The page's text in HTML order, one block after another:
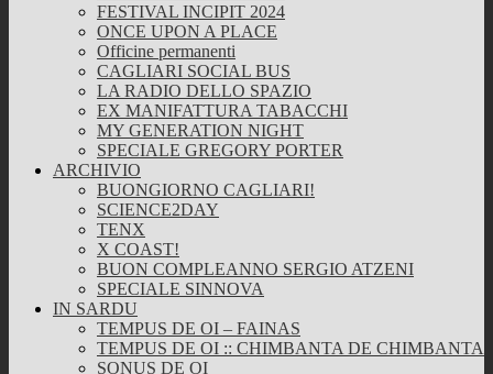
FESTIVAL INCIPIT 2024
ONCE UPON A PLACE
Officine permanenti
CAGLIARI SOCIAL BUS
LA RADIO DELLO SPAZIO
EX MANIFATTURA TABACCHI
MY GENERATION NIGHT
SPECIALE GREGORY PORTER
ARCHIVIO
BUONGIORNO CAGLIARI!
SCIENCE2DAY
TENX
X COAST!
BUON COMPLEANNO SERGIO ATZENI
SPECIALE SINNOVA
IN SARDU
TEMPUS DE OI – FAINAS
TEMPUS DE OI :: CHIMBANTA DE CHIMBANTA
SONUS DE OI